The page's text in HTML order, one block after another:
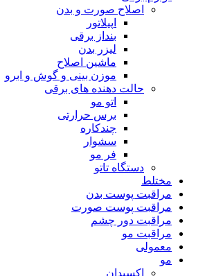
اصلاح صورت و بدن
اپیلاتور
بنداز برقی
لیزر بدن
ماشین اصلاح
موزن بینی و گوش و ابرو
حالت دهنده های برقی
اتو مو
برس حرارتی
چندکاره
سشوار
فر مو
دستگاه تاتو
مختلط
مراقبت پوست بدن
مراقبت پوست صورت
مراقبت دور چشم
مراقبت مو
معمولی
مو
اکسیدان